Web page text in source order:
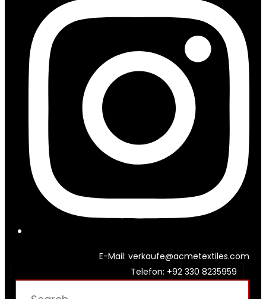
E-Mail: verkaufe@acmetextiles.com
Telefon: +92 330 8235959